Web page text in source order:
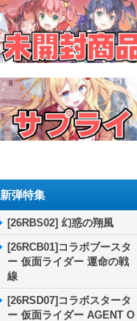
新弾特集
[26RBS02] 幻惑の翔風
[26RCB01]コラボブースタ
ー 仮面ライダー 運命の戦
線
[26RSD07]コラボスタータ
ー 仮面ライダー AGENT O